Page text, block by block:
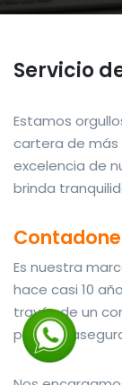
Servicio
Estamos
cartera de más
excelencia de
brinda
Contadone
Es nuestra
hace casi 10
través de un
permite
meses.